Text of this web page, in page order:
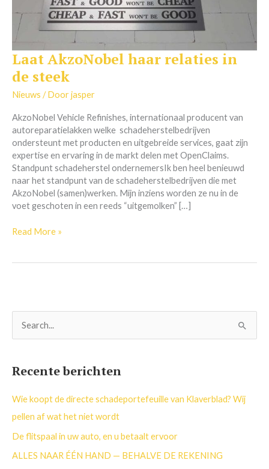
Laat AkzoNobel haar relaties in
de steek
Nieuws / Doorjasper
AkzoNobel Vehicle Refinishes, internationaal producent van
autoreparatielakken welke schadeherstelbedrijven
ondersteunt met producten en uitgebreide services, gaat zijn
expertise en ervaring in de markt delen met OpenClaims.
Standpunt schadeherstel ondernemersIk ben heel benieuwd
naar het standpunt van de schadeherstelbedrijven die met
AkzoNobel (samen)werken. Mijn inziens worden ze nu in de
voet geschoten in een reeds “uitgemolken” […]
Laat
AkzoNobel
haar
relaties
de
steek
Read More »
n
a
a
r
Recente berichten
Wie koopt de directe schadeportefeuille van Klaverblad? Wij
pellen af wat het niet wordt
De flitspaal in uw auto, en u betaalt ervoor
ALLES NAAR ÉÉN HAND — BEHALVE DE REKENING